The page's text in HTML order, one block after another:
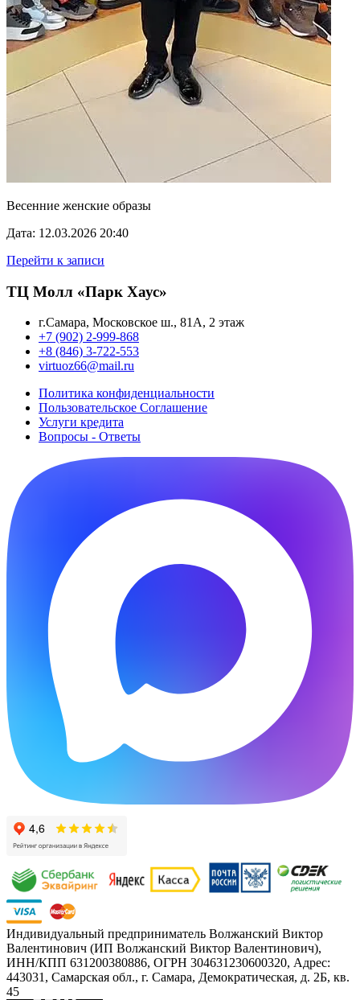
Весенние женские образы
Дата: 12.03.2026 20:40
Перейти к записи
ТЦ Молл «Парк Хаус»
г.Самара, Московское ш., 81А, 2 этаж
+7 (902) 2-999-868
+8 (846) 3-722-553
virtuoz66@mail.ru
Политика конфиденциальности
Пользовательское Cоглашение
Услуги кредита
Вопросы - Ответы
Индивидуальный предприниматель Волжанский Виктор
Валентинович (ИП Волжанский Виктор Валентинович),
ИНН/КПП 631200380886, ОГРН 304631230600320, Адрес:
443031, Самарская обл., г. Самара, Демократическая, д. 2Б, кв.
45